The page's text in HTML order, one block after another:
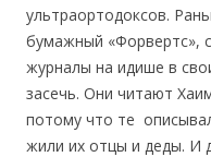
ультраортодоксов.
бумажный «Форвертс»,
журналы на идише в
засечь. Они читают
потому что те
жили их отцы и деды. И